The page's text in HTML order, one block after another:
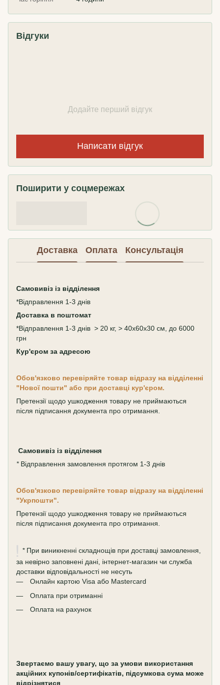
Відгуки
Додайте перший відгук
Написати відгук
Поширити у соцмережах
Доставка Оплата Консультація
Самовивіз із відділення
*Відправлення 1-3 днів
Доставка в поштомат
*Відправлення 1-3 днів > 20 кг, > 40х60х30 см, до 6000
грн
Кур'єром за адресою
Обов'язково перевіряйте товар відразу на відділенні
"Нової пошти" або при доставці кур'єром.
Претензії щодо ушкодження товару не приймаються
після підписання документа про отримання.
Самовивіз із відділення
* Відправлення замовлення протягом 1-3 днів
Обов'язково перевіряйте товар відразу на відділенні
"Укрпошти".
Претензії щодо ушкодження товару не приймаються
після підписання документа про отримання.
* При виникненні складнощів при доставці замовлення,
за невірно заповнені дані, інтернет-магазин чи служба
доставки відповідальності не несуть
Онлайн картою Visa або Mastercard
Оплата при отриманні
Оплата на рахунок
Звертаємо вашу увагу, що за умови використання
акційних купонів/сертифікатів, підсумкова сума може
відрізнятися